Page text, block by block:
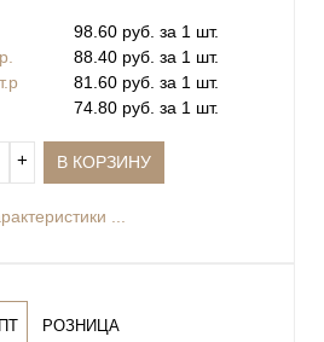
98.60 руб. за 1 шт.
88.40 руб. за 1 шт.
81.60 руб. за 1 шт.
74.80 руб. за 1 шт.
+ В КОРЗИНУ
...
РОЗНИЦА